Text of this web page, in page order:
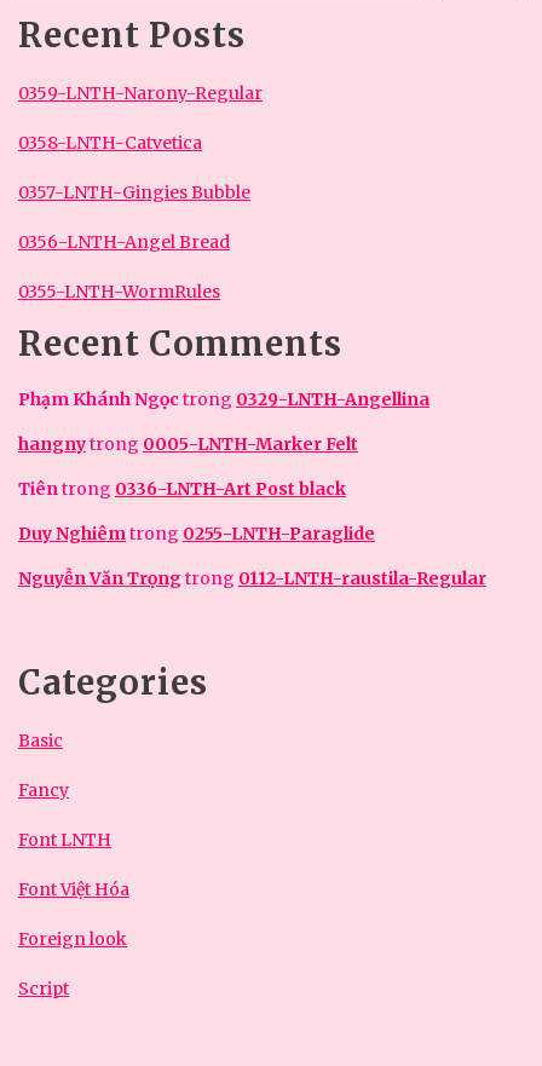
Recent Posts
0359-LNTH-Narony-Regular
0358-LNTH-Catvetica
0357-LNTH-Gingies Bubble
0356-LNTH-Angel Bread
0355-LNTH-WormRules
Recent Comments
Phạm Khánh Ngọc trong 0329-LNTH-Angellina
hangnytrong 0005-LNTH-Marker Felt
Tiêntrong 0336-LNTH-Art Post black
Duy Nghiêmtrong 0255-LNTH-Paraglide
Nguyễn Văn Trọngtrong 0112-LNTH-raustila-Regular
Categories
Basic
Fancy
Font LNTH
Font Việt Hóa
Foreign look
Script